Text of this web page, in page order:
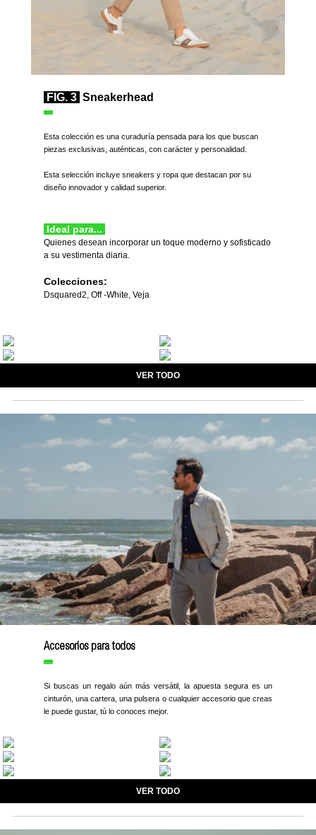
FIG. 3 Sneakerhead
Esta colección es una curaduría pensada para los que buscan
piezas exclusivas, auténticas, con carácter y personalidad.
Esta selección incluye sneakers y ropa que destacan por su
diseño innovador y calidad superior.
Ideal para...
Quienes desean incorporar un toque moderno y sofisticado
a su vestimenta diaria.
Colecciones:
Dsquared2, Off -White, Veja
VER TODO
Accesorios para todos
Si buscas un regalo aún más versátil, la apuesta segura es un
cinturón, una cartera, una pulsera o cualquier accesorio que creas
le puede gustar, tú lo conoces mejor.
VER TODO